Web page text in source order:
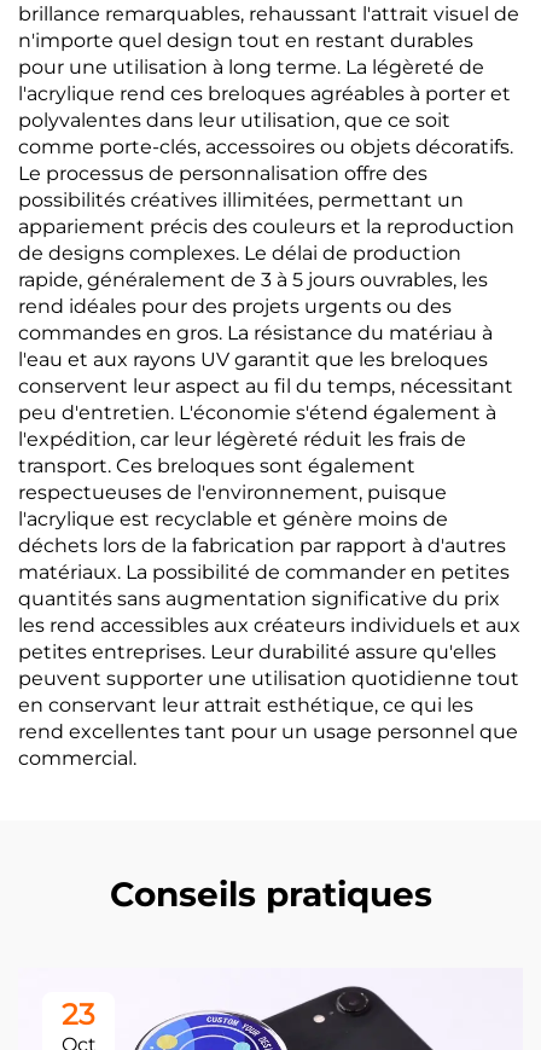
brillance remarquables, rehaussant l'attrait visuel de
n'importe quel design tout en restant durables
pour une utilisation à long terme. La légèreté de
l'acrylique rend ces breloques agréables à porter et
polyvalentes dans leur utilisation, que ce soit
comme porte-clés, accessoires ou objets décoratifs.
Le processus de personnalisation offre des
possibilités créatives illimitées, permettant un
appariement précis des couleurs et la reproduction
de designs complexes. Le délai de production
rapide, généralement de 3 à 5 jours ouvrables, les
rend idéales pour des projets urgents ou des
commandes en gros. La résistance du matériau à
l'eau et aux rayons UV garantit que les breloques
conservent leur aspect au fil du temps, nécessitant
peu d'entretien. L'économie s'étend également à
l'expédition, car leur légèreté réduit les frais de
transport. Ces breloques sont également
respectueuses de l'environnement, puisque
l'acrylique est recyclable et génère moins de
déchets lors de la fabrication par rapport à d'autres
matériaux. La possibilité de commander en petites
quantités sans augmentation significative du prix
les rend accessibles aux créateurs individuels et aux
petites entreprises. Leur durabilité assure qu'elles
peuvent supporter une utilisation quotidienne tout
en conservant leur attrait esthétique, ce qui les
rend excellentes tant pour un usage personnel que
commercial.
Conseils pratiques
23
Oct